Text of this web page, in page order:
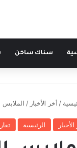
سناك ساخن
/ أخر الأخبار /
الرئيسية